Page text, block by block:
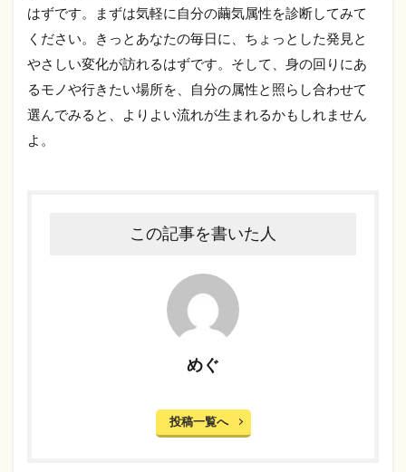
はずです。まずは気軽に自分の繭気属性を診断してみて
ください。きっとあなたの毎日に、ちょっとした発見と
やさしい変化が訪れるはずです。そして、身の回りにあ
るモノや行きたい場所を、自分の属性と照らし合わせて
選んでみると、よりよい流れが生まれるかもしれません
よ。
この記事を書いた人
めぐ
投稿一覧へ